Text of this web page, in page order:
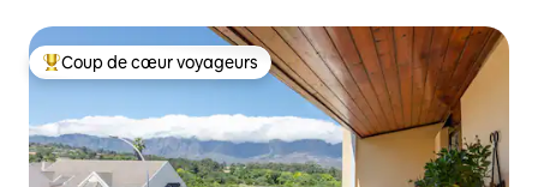
Coups de cœur voyageurs les plus appréciés
Coup de cœur voyageurs